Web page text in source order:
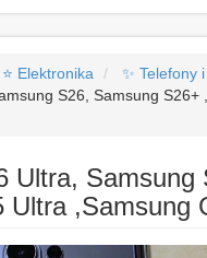
⭐ Elektronika
✨ Telefony
S26, Samsung S26+
Ultra, Samsung
Ultra ,Samsung